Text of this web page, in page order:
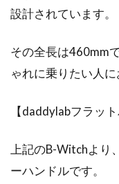
設計されています。
その全長は460mm
ゃれに乗りたい人に
【daddylabフラッ
上記のB-Witchよ
ーハンドルです。